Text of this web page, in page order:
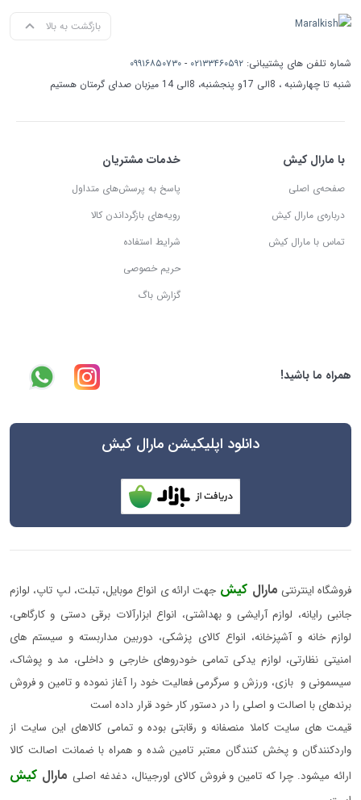
بازگشت به بالا
شماره تلفن های پشتیبانی: ۰۲۱۳۳۴۶۰۵۹۲ - ۰۹۹۱۶۸۵۰۷۳۰
شنبه تا چهارشنبه ، 8الی 17و پنجشنبه، 8الی 14 میزبان صدای گرمتان هستیم
با مارال کیش
صفحه‌ی اصلی
درباره‌ی مارال کیش
تماس با مارال کیش
خدمات مشتریان
پاسخ به پرسش‌های متداول
رویه‌های بازگرداندن کالا
شرایط استفاده
حریم خصوصی
گزارش باگ
همراه ما باشید!
دانلود اپلیکیشن مارال کیش
فروشگاه اینترنتی مارال کیش جهت ارائه ی انواع موبایل، تبلت، لپ تاپ، لوازم
جانبی رایانه، لوازم آرایشی و بهداشتی، انواع ابزارآلات برقی دستی و کارگاهی،
لوازم خانه و آشپزخانه، انواع کالای پزشکی، دوربین مداربسته و سیستم های
امنیتی نظارتی، لوازم یدکی تمامی خودروهای خارجی و داخلی، مد و پوشاک،
سیسمونی و بازی، ورزش و سرگرمی فعالیت خود را آغاز نموده و تامین و فروش
برندهای با اصالت و اصلی را در دستور کار خود قرار داده است
قیمت های سایت کاملا منصفانه و رقابتی بوده و تمامی کالاهای این سایت از
واردکنندگان و پخش کنندگان معتبر تامین شده و همراه با ضمانت اصالت کالا
ارائه میشود. چرا که تامین و فروش کالای اورجینال، دغدغه اصلی مارال کیش